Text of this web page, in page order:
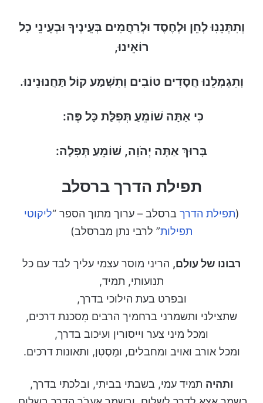
וְתִתְּנֵנִוּ לְחֵן וּלְחֶסֶד וּלְרַחֲמִים בְּעֵינֶיךָ וּבְעֵינֵי כָל
רוֹאֵינוּ,
וְתִגְמְלֵנוּ חֲסָדִים טוֹבִים וְתִשְׁמַע קוֹל תַּחֲנוּנֵינוּ.
כִּי אַתָּה שׁוֹמֵעַ תְּפִלַּת כָּל פֶּה:
בָּרוּךְ אַתָּה יְהֹוָה, שׁוֹמֵעַ תְּפִלָה:
תפילת הדרך ברסלב
(תפילת הדרך ברסלב – ערוך מתוך הספר “ליקוטי
תפילות” לרבי נתן מברסלב)
רבונו של עולם, הריני מוסר עצמי עליך לבד עם כל
תנועותי, תמיד,
ובפרט בעת הילוכי בדרך,
שתצילני ותשמרני ברחמיך הרבים מִסכנת דרכים,
ומכל מיני צער וייסורין ועיכוב בדרך,
ומכל אורב ואויב ומחבלים, ומַסְטִן, ותאונות דרכים.
ותהיה תמיד עמי, בשבתי בביתי, ובלכתי בדרך,